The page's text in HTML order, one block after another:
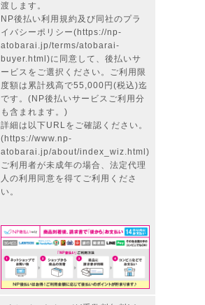
渡します。
NP後払い利用規約及び同社のプラ
イバシーポリシー(https://np-
atobarai.jp/terms/atobarai-
buyer.html)に同意して、後払いサ
ービスをご選択ください。ご利用限
度額は累計残高で55,000円(税込)迄
です。(NP後払いサービスご利用分
も含まれます。)
詳細は以下URLをご確認ください。
(https://www.np-
atobarai.jp/about/index_wiz.html)
ご利用者が未成年の場合、法定代理
人の利用同意を得てご利用くださ
い。